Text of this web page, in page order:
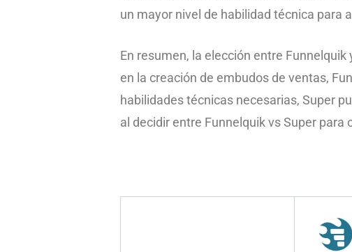
un mayor nivel de habilidad técnica para
En resumen, la elección entre
en la creación de embudos de ventas,
habilidades técnicas necesarias, Super
al decidir entre Funnelquik vs Super para